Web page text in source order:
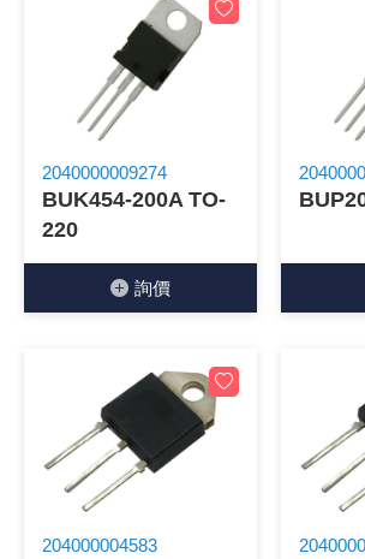
2040000009274
BUK454-200A TO-
220
詢價
204000004583